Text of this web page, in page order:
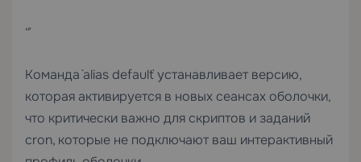
“`
Команда `alias default` устанавливает версию,
которая активируется в новых сеансах оболочки,
что критически важно для скриптов и заданий
cron, которые не подключают ваш интерактивный